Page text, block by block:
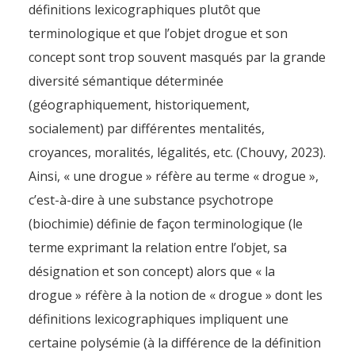
définitions lexicographiques plutôt que
terminologique et que l’objet drogue et son
concept sont trop souvent masqués par la grande
diversité sémantique déterminée
(géographiquement, historiquement,
socialement) par différentes mentalités,
croyances, moralités, légalités, etc. (Chouvy, 2023).
Ainsi, « une drogue » réfère au terme « drogue »,
c’est-à-dire à une substance psychotrope
(biochimie) définie de façon terminologique (le
terme exprimant la relation entre l’objet, sa
désignation et son concept) alors que « la
drogue » réfère à la notion de « drogue » dont les
définitions lexicographiques impliquent une
certaine polysémie (à la différence de la définition